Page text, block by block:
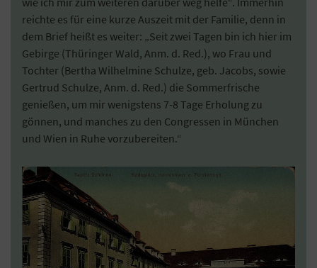
reichte es für eine kurze Auszeit mit der Familie, denn in
dem Brief heißt es weiter: „Seit zwei Tagen bin ich hier im
Gebirge (Thüringer Wald, Anm. d. Red.), wo Frau und
Tochter (Bertha Wilhelmine Schulze, geb. Jacobs, sowie
Gertrud Schulze, Anm. d. Red.) die Sommerfrische
genießen, um mir wenigstens 7-8 Tage Erholung zu
gönnen, und manches zu den Congressen in München
und Wien in Ruhe vorzubereiten.“